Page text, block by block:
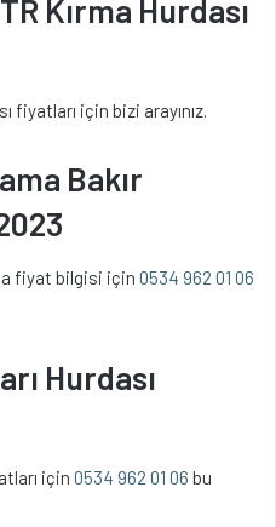
Kırma Hurdası
fiyatları için bizi arayınız.
Bakır
fiyat bilgisi için 0534 962 01 06
Hurdası
için 0534 962 01 06 bu